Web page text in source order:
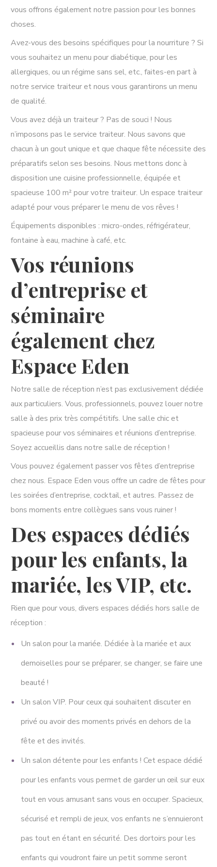
vous offrons également notre passion pour les bonnes
choses.
Avez-vous des besoins spécifiques pour la nourriture ? Si
vous souhaitez un menu pour diabétique, pour les
allergiques, ou un régime sans sel, etc., faites-en part à
notre service traiteur et nous vous garantirons un menu
de qualité.
Vous avez déjà un traiteur ? Pas de souci ! Nous
n’imposons pas le service traiteur. Nous savons que
chacun à un gout unique et que chaque fête nécessite des
préparatifs selon ses besoins. Nous mettons donc à
disposition une cuisine professionnelle, équipée et
spacieuse 100 m² pour votre traiteur. Un espace traiteur
adapté pour vous préparer le menu de vos rêves !
Équipements disponibles : micro-ondes, réfrigérateur,
fontaine à eau, machine à café, etc.
Vos réunions
d’entreprise et
séminaire
également chez
Espace Eden
Notre salle de réception n’est pas exclusivement dédiée
aux particuliers. Vous, professionnels, pouvez louer notre
salle à des prix très compétitifs. Une salle chic et
spacieuse pour vos séminaires et réunions d’entreprise.
Soyez accueillis dans notre salle de réception !
Vous pouvez également passer vos fêtes d’entreprise
chez nous. Espace Eden vous offre un cadre de fêtes pour
les soirées d’entreprise, cocktail, et autres. Passez de
bons moments entre collègues sans vous ruiner !
Des espaces dédiés
pour les enfants, la
mariée, les VIP, etc.
Rien que pour vous, divers espaces dédiés hors salle de
réception :
Un salon pour la mariée. Dédiée à la mariée et aux
demoiselles pour se préparer, se changer, se faire une
beauté !
Un salon VIP. Pour ceux qui souhaitent discuter en
privé ou avoir des moments privés en dehors de la
fête et des invités.
Un salon détente pour les enfants ! Cet espace dédié
pour les enfants vous permet de garder un œil sur eux
tout en vous amusant sans vous en occuper. Spacieux,
sécurisé et rempli de jeux, vos enfants ne s’ennuieront
pas tout en étant en sécurité. Des dortoirs pour les
enfants qui voudront faire un petit somme seront